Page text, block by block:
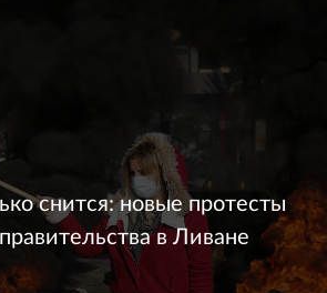
снится: новые протесты
в Ливане